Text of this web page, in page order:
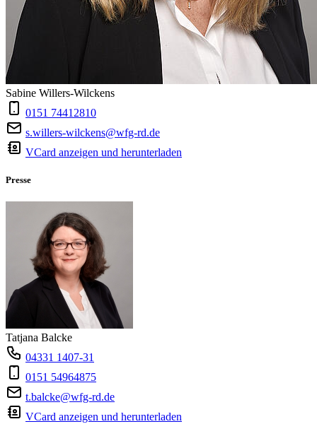
Sabine Willers-Wilckens
0151 74412810
s.willers-wilckens@wfg-rd.de
VCard anzeigen und herunterladen
Presse
Tatjana Balcke
04331 1407-31
0151 54964875
t.balcke@wfg-rd.de
VCard anzeigen und herunterladen